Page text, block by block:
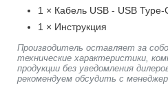
1 × Кабель USB - USB Type-
1 × Инструкция
Производитель оставляет за
технические характеристики,
продукции без уведомления
рекомендуем обсудить с